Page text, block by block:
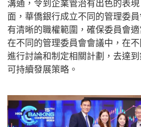
溝通，令到企業管治有出色的表
面，華僑銀行成立不同的管理委
有清晰的職權範圍，確保委員會
在不同的管理委員會會議中，在
進行討論和制定相關計劃，去達
可持續發展策略。